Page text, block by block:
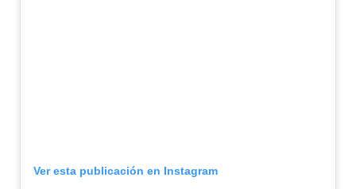
Ver esta publicación en Instagram